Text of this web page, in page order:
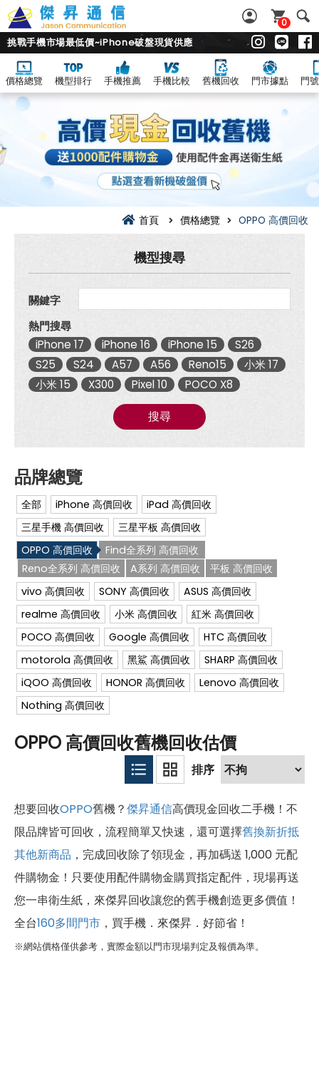
OPPO
舊
機.
二
中
0
挑戰手機市場最低價~iPhone破盤現貨供應
價格總覽 機型排行 手機推薦 手機比較 舊機回收 門市據點 門
首頁 價格總覽 OPPO 高價回收
機型搜尋
關鍵字
熱門搜尋
iPhone 17
iPhone 16 iPhone 15
S26
S25
S24 A57 A56 Reno15
小米 17
小米 15
X300 Pixel 10 POCO X8
搜尋
全部 iPhone 高價回收
iPad 高價回收
三星手機 高價回收
三星平板 高價回收
OPPO 高價回收
Find全系列 高價回收
Reno全系列 高價回收
A系列 高價回收
平板 高價回收
vivo 高價回收
SONY 高價回收
ASUS 高價回收
realme 高價回收
小米 高價回收
紅米 高價回收
POCO 高價回收
Google 高價回收
HTC 高價回收
motorola 高價回收
黑鯊 高價回收
SHARP 高價回收
iQOO 高價回收
HONOR 高價回收
Lenovo 高價回收
Nothing 高價回收
OPPO 高價回收舊機回收估價
想要回收OPPO舊機？傑昇通信高價現金回收二手機！不
限品牌皆可回收，流程簡單又快速，還可選擇舊換新折抵
其他新商品 ，完成回收除了領現金，再加碼送 1,000 元配
件購物金！只要使用配件購物金購買指定配件，現場再送
您一串衛生紙，來傑昇回收讓您的舊手機創造更多價值！
全台160多間門市 ，買手機．來傑昇．好節省！
※網站價格僅供參考，實際金額以門市現場判定及報價為準。